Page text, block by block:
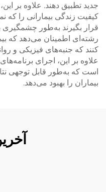
جدید تطبیق دهند. علاوه بر
کیفیت زندگی بیمارانی را که
قرار بگیرند به‌طور چشمگیری
رشته‌ای اطمینان می‌دهد که
کنند که جنبه‌های فیزیکی و
علاوه بر این، اجرای
است که به‌طور قابل توجهی
بیماران را بهبود می‌دهد.